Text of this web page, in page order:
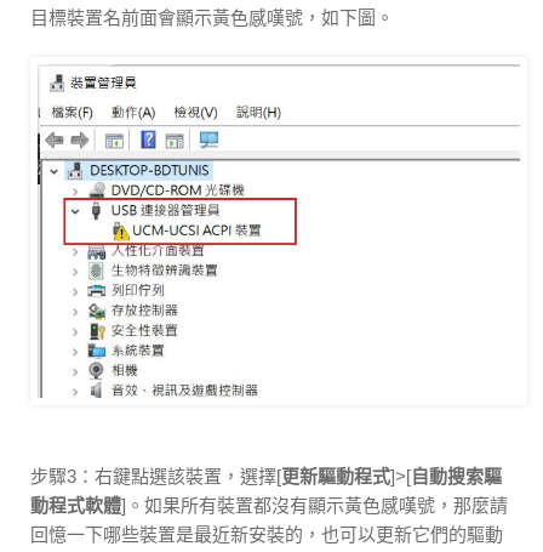
目標裝置名前面會顯示黃色感嘆號，如下圖。
步驟3：右鍵點選該裝置，選擇[更新驅動程式]>[自動搜索驅
動程式軟體]。如果所有裝置都沒有顯示黃色感嘆號，那麼請
回憶一下哪些裝置是最近新安裝的，也可以更新它們的驅動